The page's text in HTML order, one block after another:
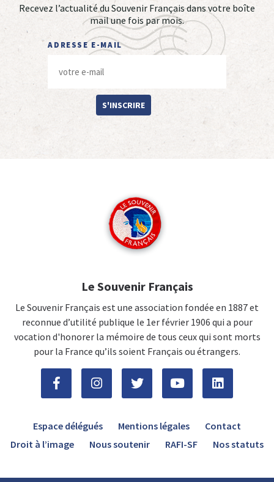
Recevez l’actualité du Souvenir Français dans votre boîte
mail une fois par mois.
ADRESSE E-MAIL
S'INSCRIRE
Le Souvenir Français
Le Souvenir Français est une association fondée en 1887 et
reconnue d’utilité publique le 1er février 1906 qui a pour
vocation d'honorer la mémoire de tous ceux qui sont morts
pour la France qu’ils soient Français ou étrangers.
Espace délégués Mentions légales
Contact
Droit à l’image
Nous soutenir RAFI-SF Nos statuts